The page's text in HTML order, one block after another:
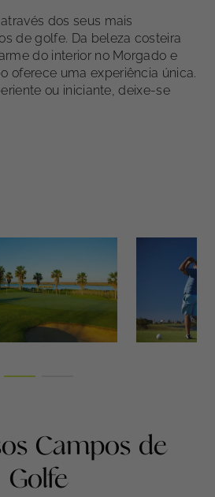
dos seus mais
de golfe. Da beleza costeira
do interior no Morgado e
oferece uma experiência única.
ou iniciante, deixe-se
Campos de
Golfe